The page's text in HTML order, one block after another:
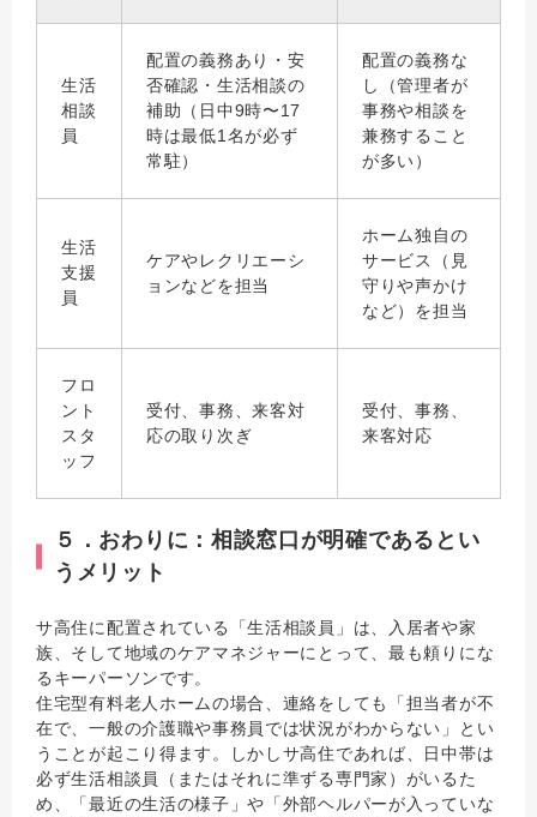
生活
相談
員
配置の義務あり・安
否確認・生活相談の
補助（日中9時〜17
時は最低1名が必ず
常駐）
配置の義務な
し（管理者が
事務や相談を
兼務すること
が多い）
生活
支援
員
ケアやレクリエーシ
ョンなどを担当
ホーム独自の
サービス（見
守りや声かけ
など）を担当
フロ
ント
スタ
ッフ
受付、事務、来客対
応の取り次ぎ
受付、事務、
来客対応
５．おわりに：相談窓口が明確であるとい
うメリット
サ高住に配置されている「生活相談員」は、入居者や家
族、そして地域のケアマネジャーにとって、最も頼りにな
るキーパーソンです。
住宅型有料老人ホームの場合、連絡をしても「担当者が不
在で、一般の介護職や事務員では状況がわからない」とい
うことが起こり得ます。しかしサ高住であれば、日中帯は
必ず生活相談員（またはそれに準ずる専門家）がいるた
め、「最近の生活の様子」や「外部ヘルパーが入っていな